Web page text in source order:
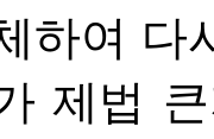
하여 다
제법